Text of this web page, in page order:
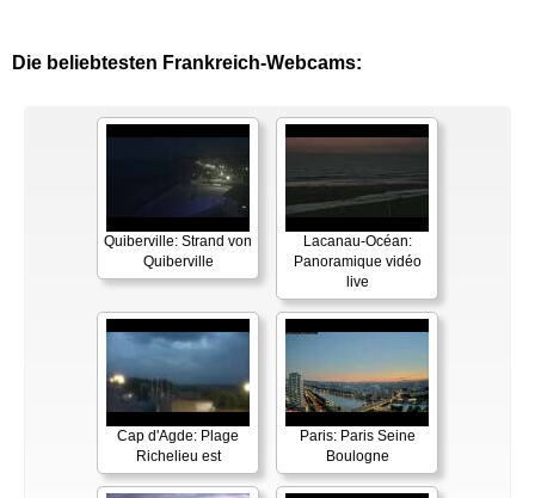
Die beliebtesten Frankreich-Webcams:
Quiberville: Strand von
Quiberville
Lacanau-Océan:
Panoramique vidéo
live
Cap d'Agde: Plage
Richelieu est
Paris: Paris Seine
Boulogne